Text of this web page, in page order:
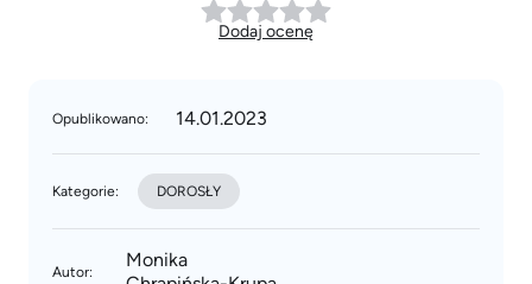
Dodaj ocenę
Autor:
Monika
Opublikowano: 14.01.2023
Kategorie: DOROSŁY